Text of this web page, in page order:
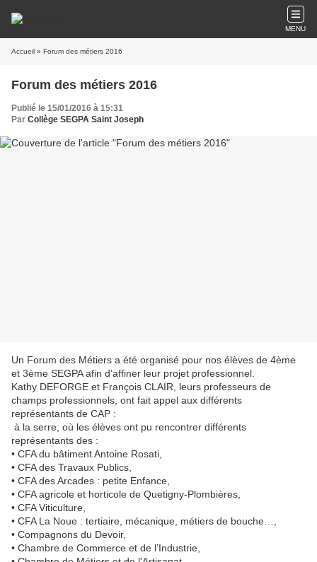
MENU
Accueil » Forum des métiers 2016
Forum des métiers 2016
Publié le 15/01/2016 à 15:31
Par Collège SEGPA Saint Joseph
Un Forum des Métiers a été organisé pour nos élèves de 4ème
et 3ème SEGPA afin d’affiner leur projet professionnel.
Kathy DEFORGE et François CLAIR, leurs professeurs de
champs professionnels, ont fait appel aux différents
représentants de CAP :
à la serre, où les élèves ont pu rencontrer différents
représentants des :
• CFA du bâtiment Antoine Rosati,
• CFA des Travaux Publics,
• CFA des Arcades : petite Enfance,
• CFA agricole et horticole de Quetigny-Plombières,
• CFA Viticulture,
• CFA La Noue : tertiaire, mécanique, métiers de bouche…,
• Compagnons du Devoir,
• Chambre de Commerce et de l’Industrie,